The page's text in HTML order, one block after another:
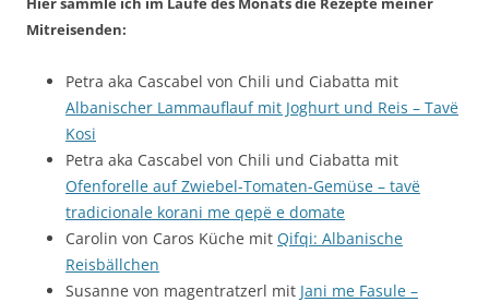
Mitreisenden:
Petra aka Cascabel von Chili und Ciabatta mit
Albanischer Lammauflauf mit Joghurt und Reis – Tavë
Kosi
Petra aka Cascabel von Chili und Ciabatta mit
Ofenforelle auf Zwiebel-Tomaten-Gemüse – tavë
tradicionale korani me qepë e domate
Carolin von Caros Küche mit Qifqi: Albanische
Reisbällchen
Susanne von magentratzerl mit Jani me Fasule –